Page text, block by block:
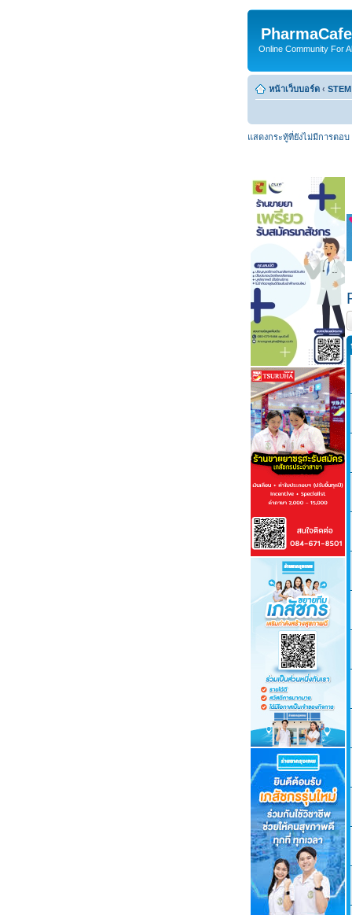
Online Community For
หน้าเว็บบอร์ด ‹
แสดงกระทู้ที่ยังไม่มีการตอบ